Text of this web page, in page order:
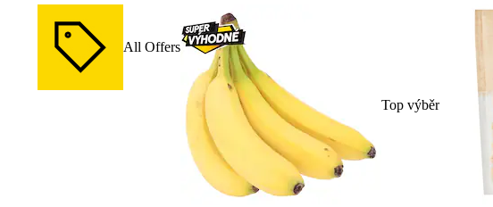
All Offers
Top výběr